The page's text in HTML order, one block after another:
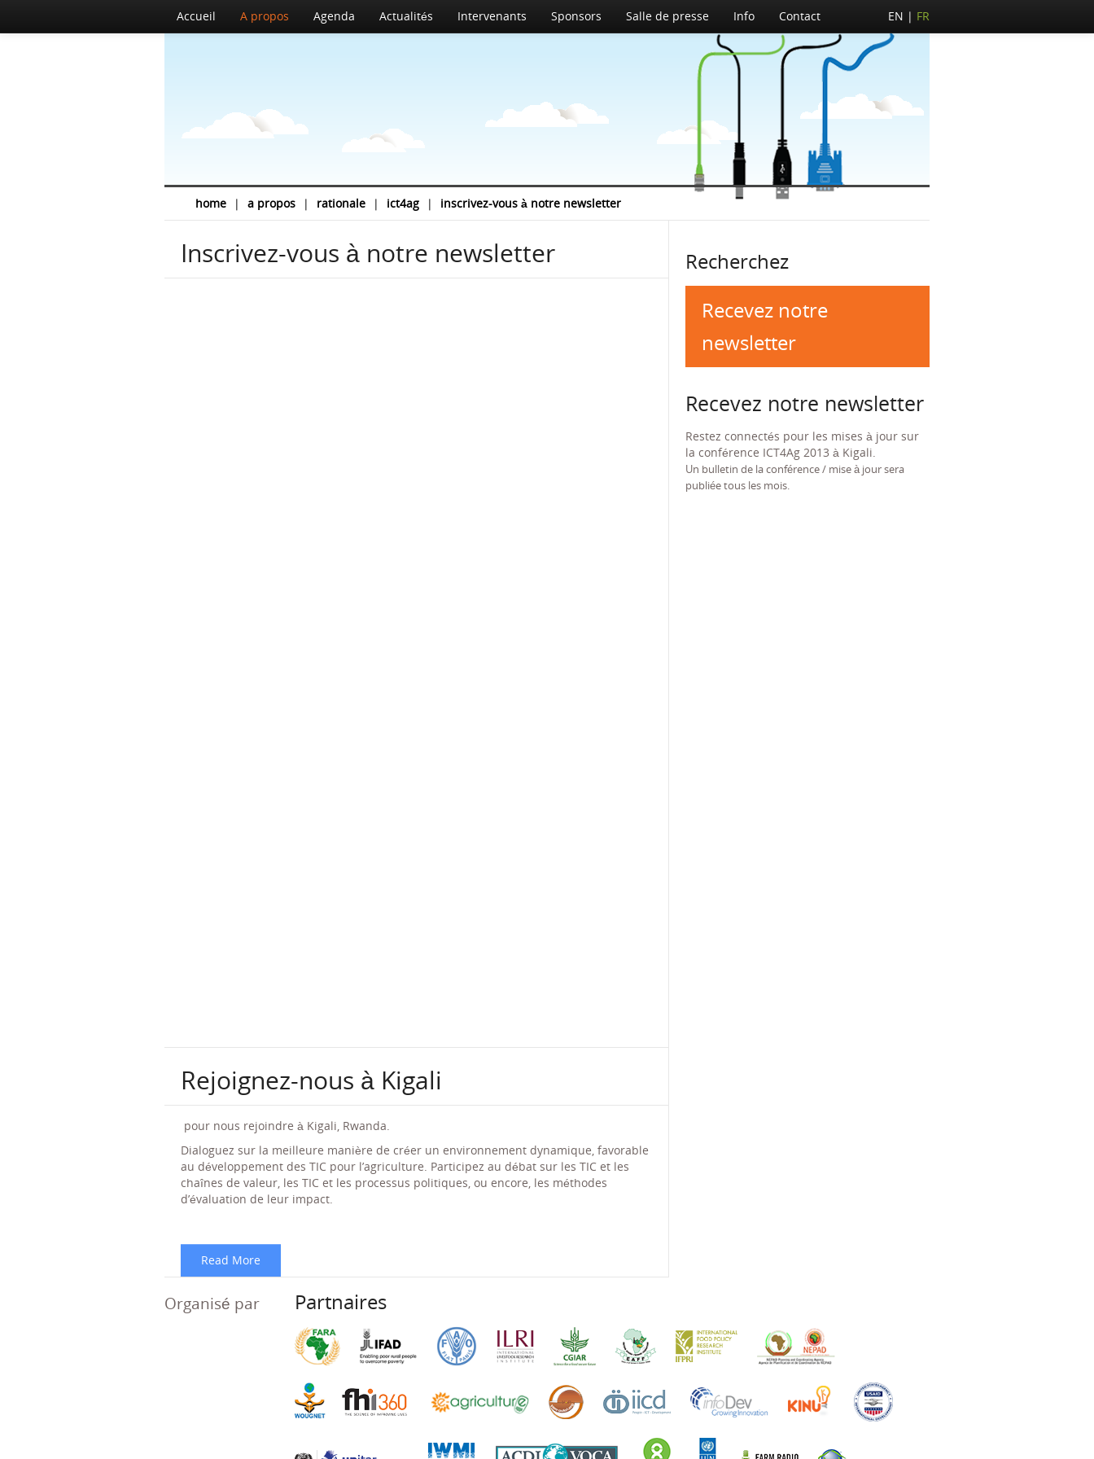
Accueil A propos Agenda Actualités Intervenants Sponsors Salle de presse Info Contact EN FR
home | a propos | rationale | ict4ag | inscrivez-vous à notre newsletter
Inscrivez-vous à notre newsletter
Rejoignez-nous à Kigali
pour nous rejoindre à Kigali, Rwanda.
Dialoguez sur la meilleure manière de créer un environnement dynamique, favorable
au développement des TIC pour l’agriculture. Participez au débat sur les TIC et les
chaînes de valeur, les TIC et les processus politiques, ou encore, les méthodes
d’évaluation de leur impact.
Read More
Recherchez
Recevez notre
newsletter
Recevez notre newsletter
Restez connectés pour les mises à jour sur
la conférence ICT4Ag 2013 à Kigali.
Un bulletin de la conférence / mise à jour sera
publiée tous les mois.
Organisé par Partnaires